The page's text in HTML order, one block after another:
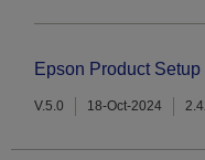
Epson Product Setup
V.5.0 18-Oct-2024